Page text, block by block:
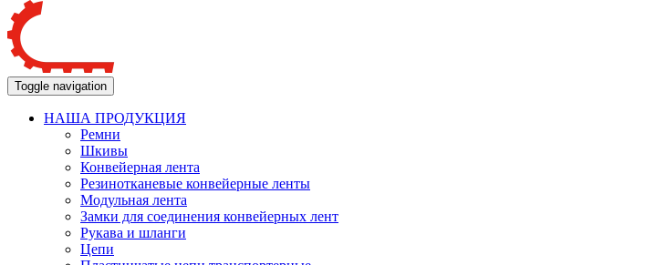
Toggle navigation
НАША ПРОДУКЦИЯ
Ремни
Шкивы
Конвейерная лента
Резинотканевые конвейерные ленты
Модульная лента
Замки для соединения конвейерных лент
Рукава и шланги
Цепи